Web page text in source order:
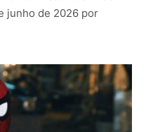
junho de 2026 por